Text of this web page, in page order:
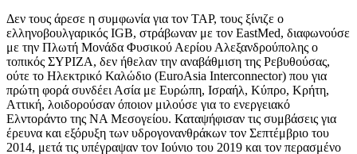
Δεν τους άρεσε η συμφωνία για τον TAP, τους ξίνιζε ο
ελληνοβουλγαρικός IGB, στράβωναν με τον EastMed, διαφωνούσε
με την Πλωτή Μονάδα Φυσικού Αερίου Αλεξανδρούπολης ο
τοπικός ΣΥΡΙΖΑ, δεν ήθελαν την αναβάθμιση της Ρεβυθούσας,
ούτε το Ηλεκτρικό Καλώδιο (EuroAsia Interconnector) που για
πρώτη φορά συνδέει Ασία με Ευρώπη, Ισραήλ, Κύπρο, Κρήτη,
Αττική, λοιδορούσαν όποιον μιλούσε για το ενεργειακό
Ελντοράντο της ΝΑ Μεσογείου. Καταψήφισαν τις συμβάσεις για
έρευνα και εξόρυξη των υδρογονανθράκων τον Σεπτέμβριο του
2014, μετά τις υπέγραψαν τον Ιούνιο του 2019 και τον περασμένο